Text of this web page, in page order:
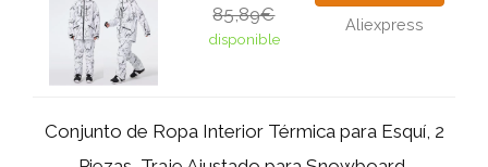
85,89€
disponible
Aliexpress
Conjunto de Ropa Interior Térmica para Esquí, 2